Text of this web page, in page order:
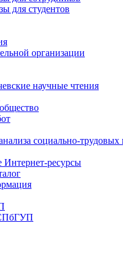
для студентов
организации
научные чтения
социально-трудовых
Интернет-ресурсы